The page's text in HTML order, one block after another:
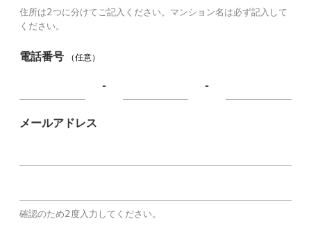
住所は2つに分けてご記入ください。マンション名は必ず記入して
ください。
電話番号 （任意）
- -
メールアドレス
確認のため2度入力してください。